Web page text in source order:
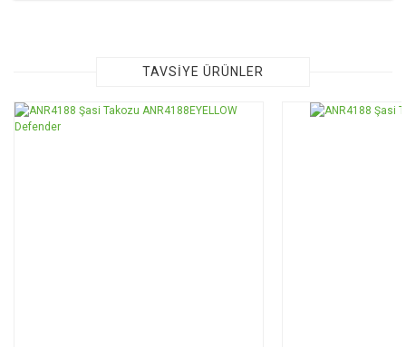
Görüş ve önerileriniz için teşekkür ederiz.
Ürün resmi kalitesiz, bozuk veya görüntülenemiyor.
TAVSİYE ÜRÜNLER